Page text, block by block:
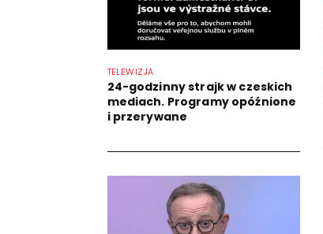
TELEWIZJA
24-godzinny strajk w czeskich
mediach. Programy opóźnione
i przerywane